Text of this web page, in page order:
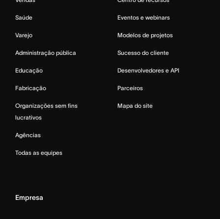
Saúde
Varejo
Administração pública
Educação
Fabricação
Organizações sem fins
lucrativos
Agências
Todas as equipes
Eventos e webinars
Modelos de projetos
Sucesso do cliente
Desenvolvedores e API
Parceiros
Mapa do site
Empresa